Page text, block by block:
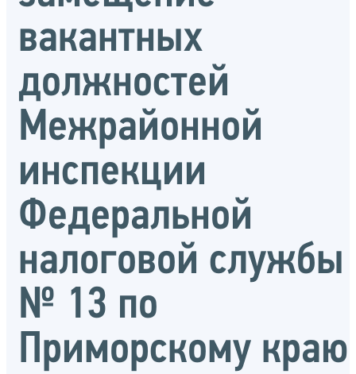
вакантных
должностей
Межрайонной
инспекции
Федеральной
налоговой службы
№ 13 по
Приморскому краю